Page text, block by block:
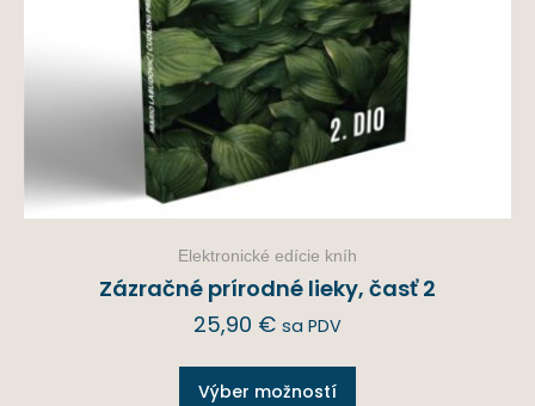
Elektronické edície kníh
Zázračné prírodné lieky, časť 2
25,90 € sa PDV
Výber možností